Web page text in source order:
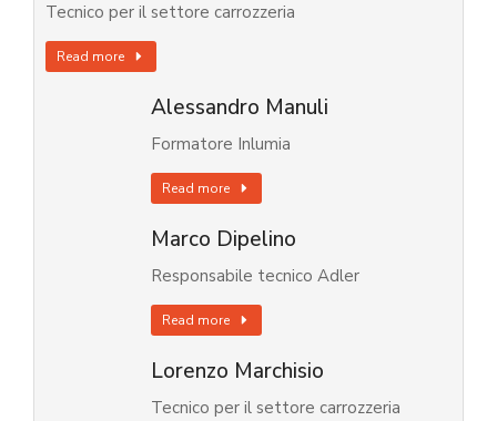
Tecnico per il settore carrozzeria
Read more
Alessandro Manuli
Formatore Inlumia
Read more
Marco Dipelino
Responsabile tecnico Adler
Read more
Lorenzo Marchisio
Tecnico per il settore carrozzeria